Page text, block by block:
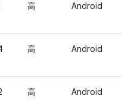
高 Android
高 Android
高 Android